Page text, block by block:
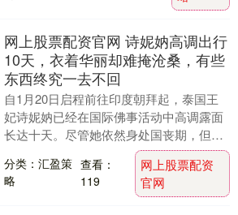
网上股票配资官网 诗妮妠高调出行
10天，衣着华丽却难掩沧桑，有些
东西终究一去不回
自1月20日启程前往印度朝拜起，泰国王
妃诗妮妠已经在国际佛事活动中高调露面
长达十天。尽管她依然身处国丧期，但她
的出现依旧引起了人们的关注。十天来，
诗妮妠更换了十....
分类：汇盈策
略
查看：
119
网上股票配资
官网